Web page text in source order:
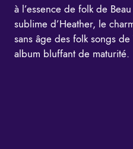
à l’essence de folk de
sublime d’Heather, le
sans âge des folk songs de
album bluffant de maturité.